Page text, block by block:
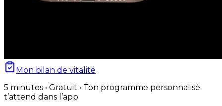
Mon bilan de vitalité
5 minutes • Gratuit • Ton programme personnalisé
t’attend dans l’app